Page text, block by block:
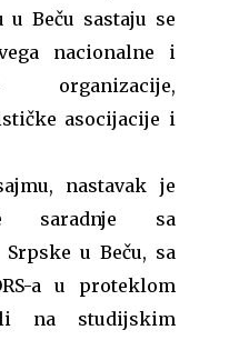
u Beču sastaju se
nacionalne i
organizacije,
asocijacije i
nastavak je
saradnje sa
u Beču, sa
a u proteklom
na studijskim